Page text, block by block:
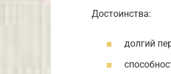
Достоинства:
долгий